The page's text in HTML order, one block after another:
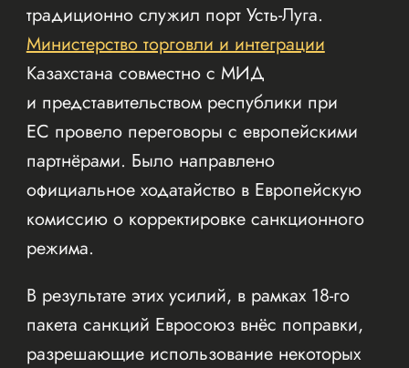
традиционно служил порт Усть-Луга.
Министерство торговли и интеграции
Казахстана совместно с МИД
и представительством республики при
ЕС провело переговоры с европейскими
партнёрами. Было направлено
официальное ходатайство в Европейскую
комиссию о корректировке санкционного
режима.
В результате этих усилий, в рамках 18-го
пакета санкций Евросоюз внёс поправки,
разрешающие использование некоторых